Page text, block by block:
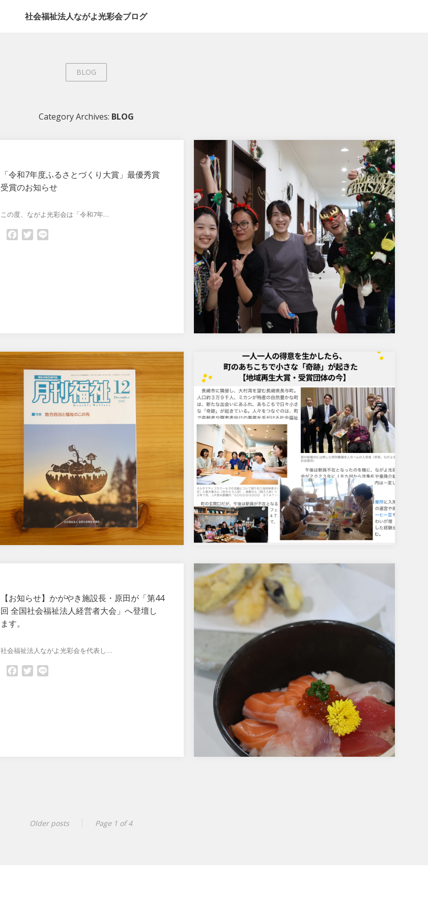
社会福祉法人ながよ光彩会ブログ
BLOG
Category Archives: BLOG
「令和7年度ふるさとづくり大賞」最優秀賞
受賞のお知らせ
この度、ながよ光彩会は「令和7年…
Facebook
Twitter
【お知らせ】かがやき施設長・原田が「第44
回 全国社会福祉法人経営者大会」へ登壇し
ます。
社会福祉法人ながよ光彩会を代表し…
Facebook
Twitter
Older posts Page 1 of 4